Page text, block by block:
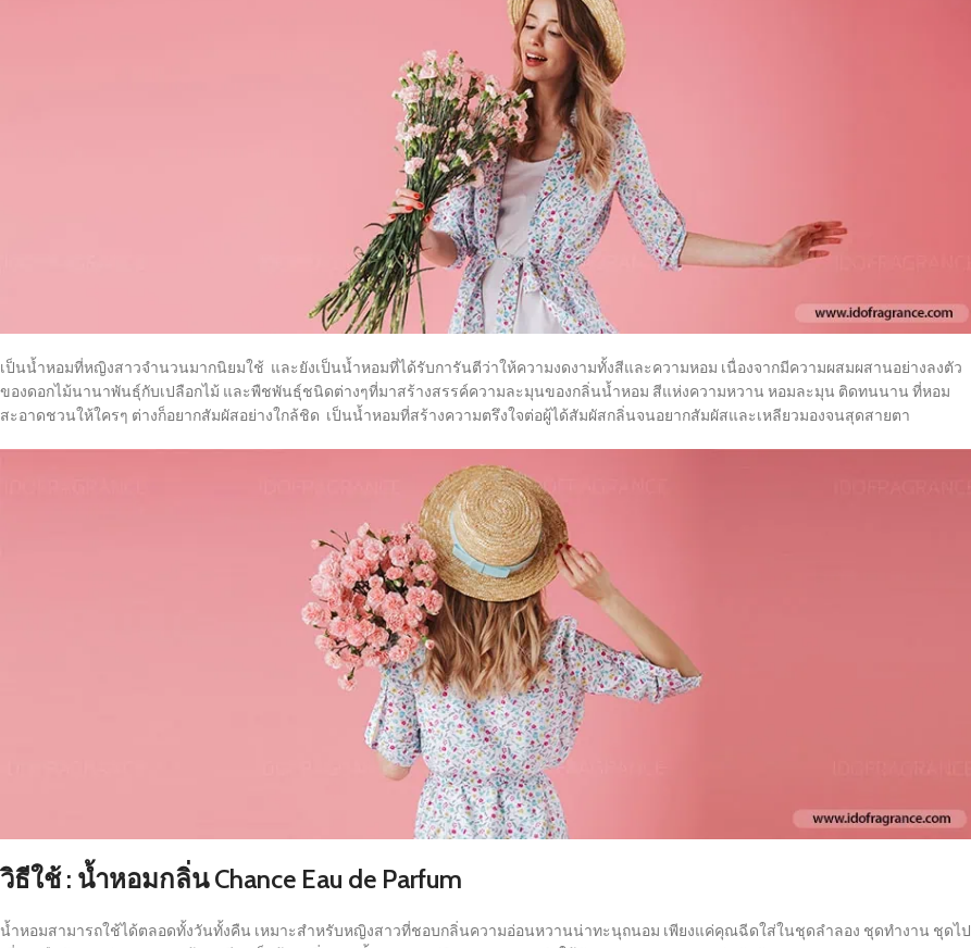
เป็นน้ำหอมที่หญิงสาวจำนวนมากนิยมใช้ และยังเป็นน้ำหอมที่ได้รับการันตีว่าให้ความงดงามทั้งสีและความหอม เนื่องจากมีความผสมผสานอย่างลงตัว
ของดอกไม้นานาพันธุ์กับเปลือกไม้ และพืชพันธุ์ชนิดต่างๆที่มาสร้างสรรค์ความละมุนของกลิ่นน้ำหอม สีแห่งความหวาน หอมละมุน ติดทนนาน ที่หอม
สะอาดชวนให้ใครๆ ต่างก็อยากสัมผัสอย่างใกล้ชิด เป็นน้ำหอมที่สร้างความตรึงใจต่อผู้ได้สัมผัสกลิ่นจนอยากสัมผัสและเหลียวมองจนสุดสายตา
วิธีใช้ : น้ำหอมกลิ่น Chance Eau de Parfum
น้ำหอมสามารถใช้ได้ตลอดทั้งวันทั้งคืน เหมาะสำหรับหญิงสาวที่ชอบกลิ่นความอ่อนหวานน่าทะนุถนอม เพียงแค่คุณฉีดใส่ในชุดลำลอง ชุดทำงาน ชุดไป